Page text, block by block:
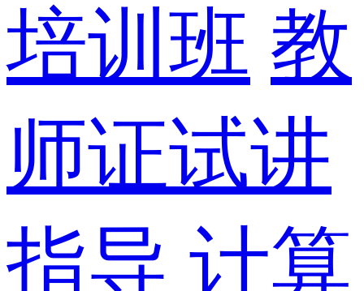
培训班 教
师证试讲
指导 计算